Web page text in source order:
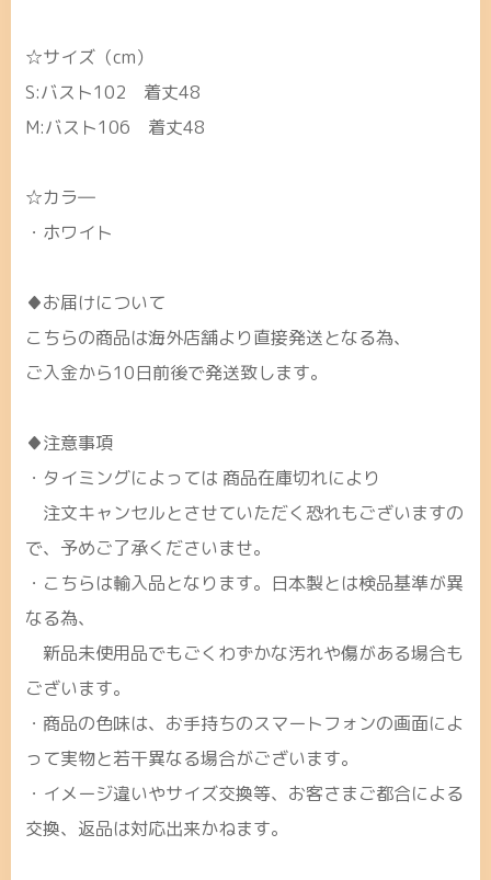
☆サイズ（cm）
S:バスト102 着丈48
M:バスト106 着丈48
☆カラ―
・ホワイト
♦お届けについて
こちらの商品は海外店舗より直接発送となる為、
ご入金から10日前後で発送致します。
♦注意事項
・タイミングによっては 商品在庫切れにより
注文キャンセルとさせていただく恐れもございますの
で、予めご了承くださいませ。
・こちらは輸入品となります。日本製とは検品基準が異
なる為、
新品未使用品でもごくわずかな汚れや傷がある場合も
ございます。
・商品の色味は、お手持ちのスマートフォンの画面によ
って実物と若干異なる場合がございます。
・イメージ違いやサイズ交換等、お客さまご都合による
交換、返品は対応出来かねます。